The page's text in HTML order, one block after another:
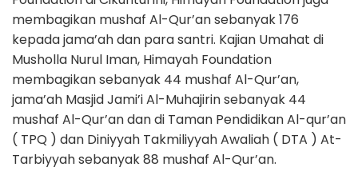
membagikan mushaf Al-Qur’an sebanyak 176
kepada jama’ah dan para santri. Kajian Umahat di
Musholla Nurul Iman, Himayah Foundation
membagikan sebanyak 44 mushaf Al-Qur’an,
jama’ah Masjid Jami’i Al-Muhajirin sebanyak 44
mushaf Al-Qur’an dan di Taman Pendidikan Al-qur’an
( TPQ ) dan Diniyyah Takmiliyyah Awaliah ( DTA ) At-
Tarbiyyah sebanyak 88 mushaf Al-Qur’an.